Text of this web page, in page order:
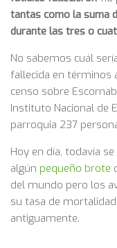
tantas como la suma
durante las tres o
No sabemos cuál
fallecida en términos
censo sobre
Instituto Nacional de
parroquia 237
Hoy en día, todavía
algún pequeño brote
del mundo pero los
su tasa de
antiguamente.